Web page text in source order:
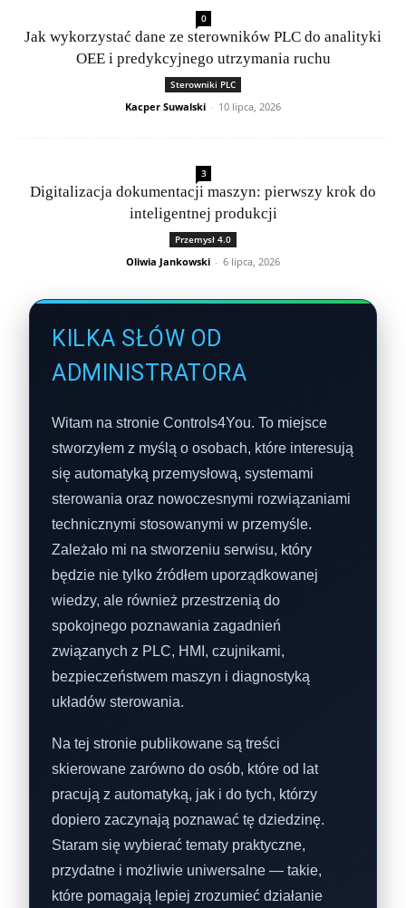
0
Jak wykorzystać dane ze sterowników PLC do analityki
OEE i predykcyjnego utrzymania ruchu
Sterowniki PLC
Kacper Suwalski - 10 lipca, 2026
3
Digitalizacja dokumentacji maszyn: pierwszy krok do
inteligentnej produkcji
Przemysł 4.0
Oliwia Jankowski - 6 lipca, 2026
KILKA SŁÓW OD
ADMINISTRATORA
Witam na stronie Controls4You. To miejsce
stworzyłem z myślą o osobach, które interesują
się automatyką przemysłową, systemami
sterowania oraz nowoczesnymi rozwiązaniami
technicznymi stosowanymi w przemyśle.
Zależało mi na stworzeniu serwisu, który
będzie nie tylko źródłem uporządkowanej
wiedzy, ale również przestrzenią do
spokojnego poznawania zagadnień
związanych z PLC, HMI, czujnikami,
bezpieczeństwem maszyn i diagnostyką
układów sterowania.
Na tej stronie publikowane są treści
skierowane zarówno do osób, które od lat
pracują z automatyką, jak i do tych, którzy
dopiero zaczynają poznawać tę dziedzinę.
Staram się wybierać tematy praktyczne,
przydatne i możliwie uniwersalne — takie,
które pomagają lepiej zrozumieć działanie